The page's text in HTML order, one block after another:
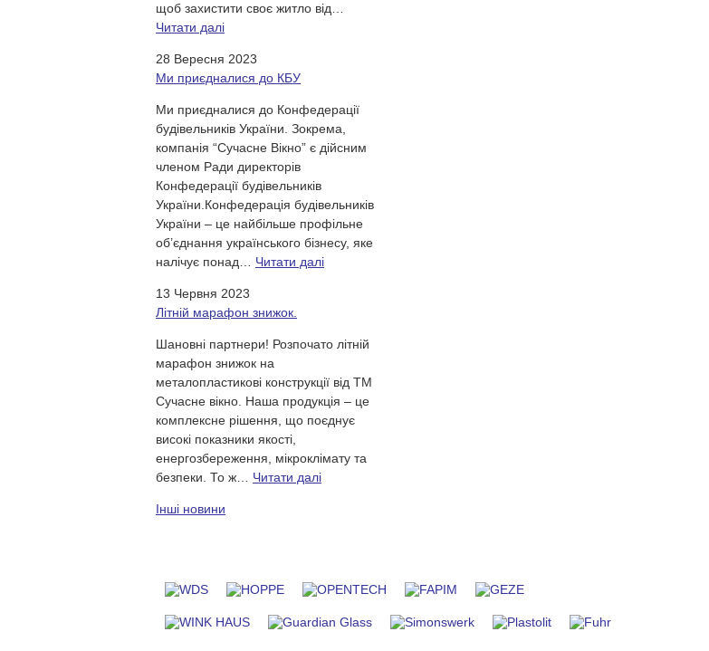
щоб захистити своє житло від…
Читати далі
28 Вересня 2023
Ми приєдналися до КБУ
Ми приєдналися до Конфедерації
будівельників України. Зокрема,
компанія “Сучасне Вікно” є дійсним
членом Ради директорів
Конфедерації будівельників
України.Конфедерація будівельників
України – це найбільше профільне
об’єднання українського бізнесу, яке
налічує понад… Читати далі
13 Червня 2023
Літній марафон знижок.
Шановні партнери! Розпочато літній
марафон знижок на
металопластикові конструкції від ТМ
Сучасне вікно. Наша продукція – це
комплексне рішення, що поєднує
високі показники якості,
енергозбереження, мікроклімату та
безпеки. То ж… Читати далі
Iншi новини